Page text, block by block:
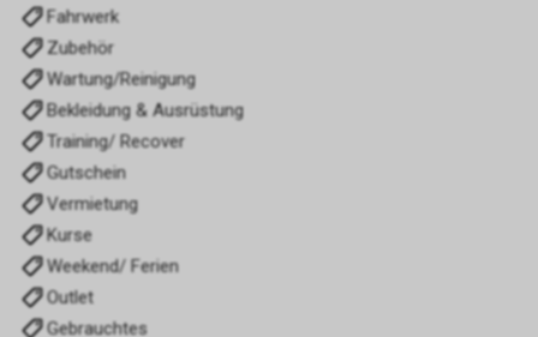
Fahrwerk
Zubehör
Wartung/Reinigung
Bekleidung & Ausrüstung
Training/ Recover
Gutschein
Vermietung
Kurse
Weekend/ Ferien
Outlet
Gebrauchtes